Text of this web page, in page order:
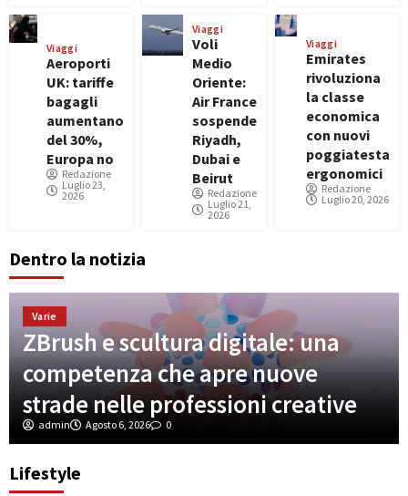
Viaggi
Aeroporti
UK: tariffe
bagagli
aumentano
del 30%,
Europa no
Redazione
Luglio 23,
2026
Viaggi
Voli
Medio
Oriente:
Air France
sospende
Riyadh,
Dubai e
Beirut
Redazione
Luglio 21,
2026
Viaggi
Emirates
rivoluziona
la classe
economica
con nuovi
poggiatesta
ergonomici
Redazione
Luglio 20, 2026
Dentro la notizia
Varie
ZBrush e scultura digitale: una
competenza che apre nuove
strade nelle professioni creative
admin Agosto 6, 2026 0
Lifestyle